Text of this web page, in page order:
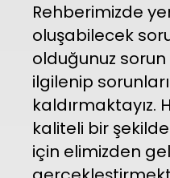
Rehberimizde
oluşabilecek
olduğunuz
ilgilenip
kaldırmaktayız.
kaliteli bir
için elimizden